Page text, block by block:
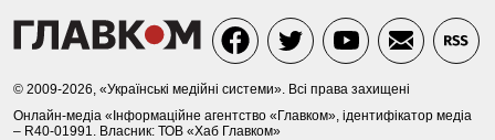
© 2009-2026, «Українські медійні системи». Всі права захищені
Онлайн-медіа «Інформаційне агентство «Главком», ідентифікатор медіа
– R40-01991. Власник: ТОВ «Хаб Главком»